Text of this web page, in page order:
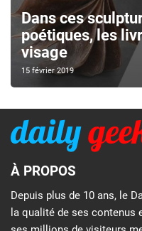
Dans ces
poétiques, les
visage
15 février 2019
À PROPOS
Depuis plus de 10 ans, le
la qualité de ses contenus